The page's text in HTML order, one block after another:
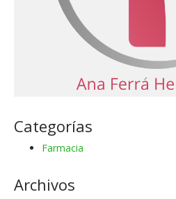
Categorías
Farmacia
Archivos